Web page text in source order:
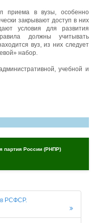
приема в вузы, особенно
закрывают доступ в них
условия для развития
должны учитывать
вуз, из них следует
набор.
учебной и
партия России (РНПР)
РСФСР.